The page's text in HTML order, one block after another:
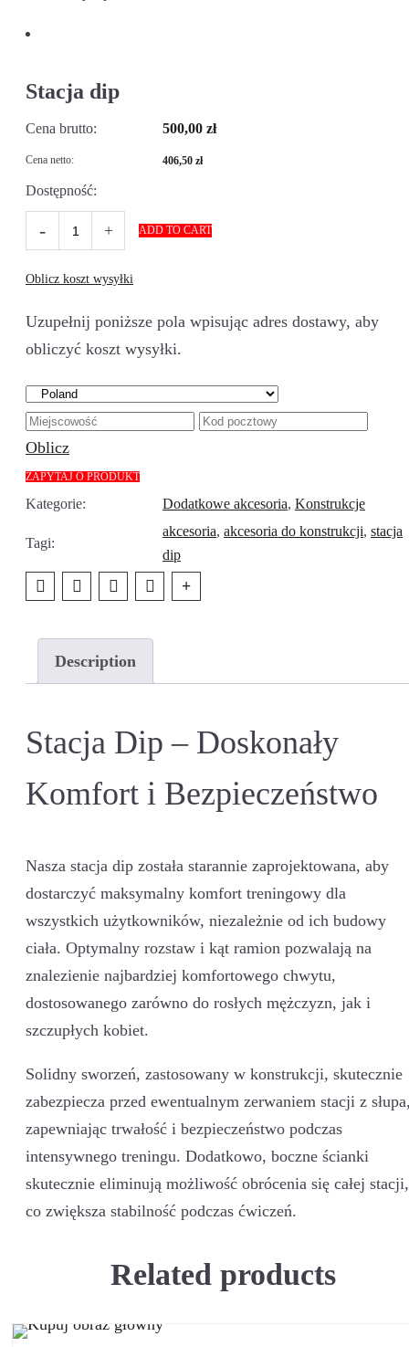
Stacja dip
Cena brutto: 500,00 zł
Cena netto: 406,50 zł
Dostępność:
Stacja
dip
ilość
ADD TO CART
Oblicz koszt wysyłki
Uzupełnij poniższe pola wpisując adres dostawy, aby
obliczyć koszt wysyłki.
Oblicz
Kategorie: Dodatkowe akcesoria, Konstrukcje
Tagi:
akcesoria, akcesoria do konstrukcji, stacja
dip
Description
Stacja Dip – Doskonały
Komfort i Bezpieczeństwo
Nasza stacja dip została starannie zaprojektowana, aby
dostarczyć maksymalny komfort treningowy dla
wszystkich użytkowników, niezależnie od ich budowy
ciała. Optymalny rozstaw i kąt ramion pozwalają na
znalezienie najbardziej komfortowego chwytu,
dostosowanego zarówno do rosłych mężczyzn, jak i
szczupłych kobiet.
Solidny sworzeń, zastosowany w konstrukcji, skutecznie
zabezpiecza przed ewentualnym zerwaniem stacji z
zapewniając trwałość i bezpieczeństwo podczas
intensywnego treningu. Dodatkowo, boczne ścianki
skutecznie eliminują możliwość obrócenia się całej stacji,
co zwiększa stabilność podczas ćwiczeń.
Related products